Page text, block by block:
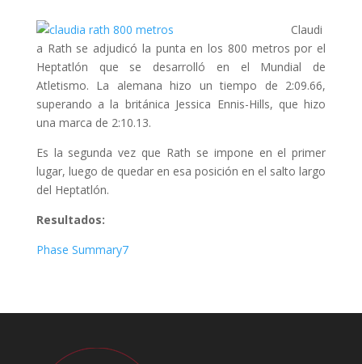
Claudi
a Rath se adjudicó la punta en los 800 metros por el
Heptatlón que se desarrolló en el Mundial de
Atletismo. La alemana hizo un tiempo de 2:09.66,
superando a la británica Jessica Ennis-Hills, que hizo
una marca de 2:10.13.
Es la segunda vez que Rath se impone en el primer
lugar, luego de quedar en esa posición en el salto largo
del Heptatlón.
Resultados:
Phase Summary7